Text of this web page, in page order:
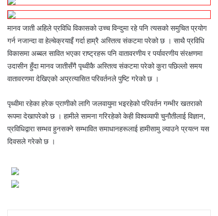
मानव जाती अहिले प्रविधि विकासको उच्च विन्दुमा रहे पनि त्यसको समुचित प्रयोग
गर्न नजान्दा वा हेल्चेक्रयाइँ गर्दा हाम्रै अस्तित्व संकटमा परेको छ । साथै प्रविधि
विकासमा अब्बल सावित भएका राष्ट्रहरू पनि वातावरणीय र पर्यावरणीय संरक्षणमा
उदासीन हुँदा मानव जातीसँगै पृथ्वीकै अस्तित्व संकटमा परेको कुरा पछिल्लो समय
वातावरणमा देखिएको अप्रत्यासित परिवर्तनले पुष्टि गरेको छ ।
पृथ्वीमा रहेका हरेक प्राणीको लागि जलवायुमा भइरहेको परिवर्तन गम्भीर खतराको
रूपमा देखापरेको छ । हामीले सामना गरिरहेको केही विश्वव्यापी चुनौतीलाई विज्ञान,
प्रविधिद्वारा सम्भव हुनसक्ने सम्भावित समाधानहरूलाई हामीसामु ल्याउने प्रयत्न यस
दिवसले गरेको छ ।